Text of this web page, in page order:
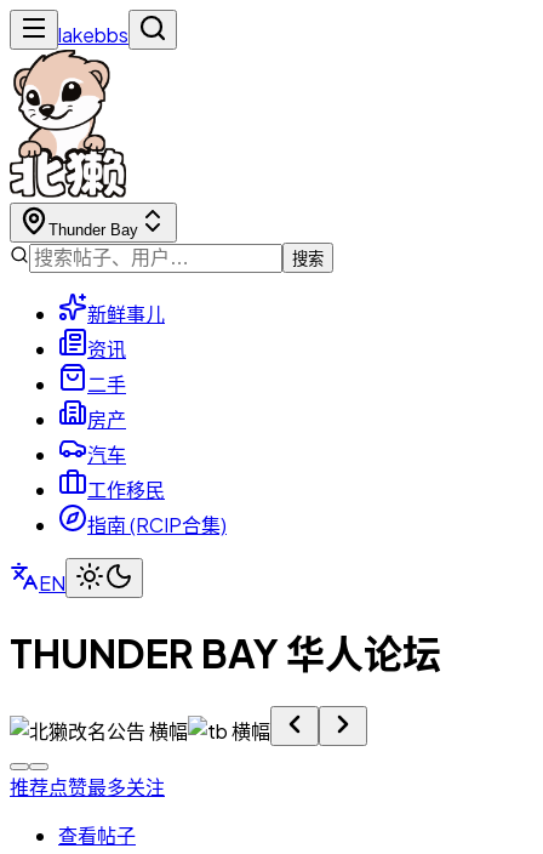
lakebbs
Thunder Bay
搜索
新鲜事儿
资讯
二手
房产
汽车
工作移民
指南 (RCIP合集)
EN
THUNDER BAY 华人论坛
推荐点赞最多关注
查看帖子